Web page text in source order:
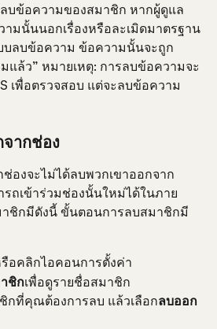
บข้อความของสมาชิก หากผู้ดูแล
มนั้นนอกเรื่องหรือละเมิดมาตรฐาน
บลบข้อความ ข้อความนั้นจะถูก
แล้ว” หมายเหตุ: การลบข้อความจะ
เพื่อตรวจสอบ แต่จะลบข้อความ
ากช่อง
องจะไม่ได้ลบพวกเขาออกจาก
ถเข้าร่วมช่องนั้นใหม่ได้ในภาย
ชิกมีดังนี้ ขั้นตอนการลบสมาชิกมี
อคลิกไอคอนการตั้งค่า
ชิกเพื่อดูรายชื่อสมาชิก
กที่คุณต้องการลบ แล้วเลือกลบออก